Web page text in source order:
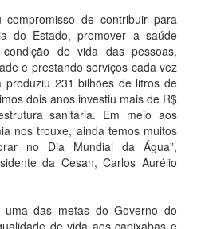
compromisso de contribuir para
do Estado, promover a saúde
de vida das pessoas,
e prestando serviços cada vez
produziu 231 bilhões de litros de
dois anos investiu mais de R$
sanitária. Em meio aos
nos trouxe, ainda temos muitos
no Dia Mundial da Água”,
da Cesan, Carlos Aurélio
das metas do Governo do
de vida aos capixabas e